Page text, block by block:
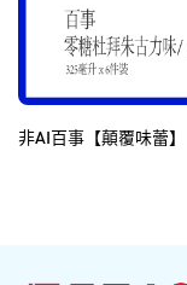
非AI百事【顛覆味蕾】